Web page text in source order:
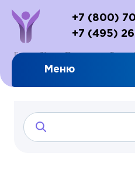
+7 (800)
+7 (495)
Меню
Главная Услуги Психотерапия
Биполярное расстройство